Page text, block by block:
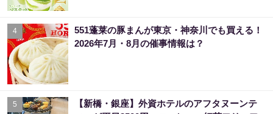
4
551蓬莱の豚まんが東京・神奈川でも買える！
2026年7月・8月の催事情報は？
5
【新橋・銀座】外資ホテルのアフタヌーンテ